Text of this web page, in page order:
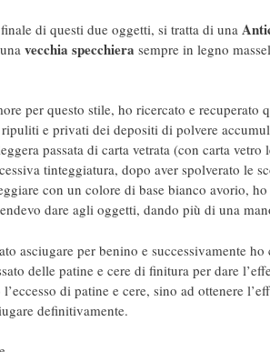
di questi due oggetti, si tratta di una
vecchia specchiera sempre in legno
per questo stile, ho ricercato e recuperato
e privati dei depositi di polvere
passata di carta vetrata (con carta
tinteggiatura, dopo aver spolverato le
con un colore di base bianco avorio,
dare agli oggetti, dando più di una
asciugare per benino e successivamente
delle patine e cere di finitura per dare
di patine e cere, sino ad ottenere
definitivamente.